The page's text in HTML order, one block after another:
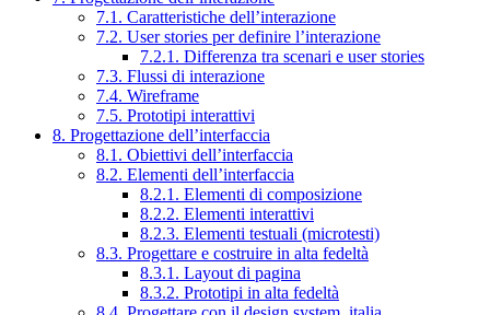
7.1. Caratteristiche dell’interazione
7.2. User stories per definire l’interazione
7.2.1. Differenza tra scenari e user stories
7.3. Flussi di interazione
7.4. Wireframe
7.5. Prototipi interattivi
8. Progettazione dell’interfaccia
8.1. Obiettivi dell’interfaccia
8.2. Elementi dell’interfaccia
8.2.1. Elementi di composizione
8.2.2. Elementi interattivi
8.2.3. Elementi testuali (microtesti)
8.3. Progettare e costruire in alta fedeltà
8.3.1. Layout di pagina
8.3.2. Prototipi in alta fedeltà